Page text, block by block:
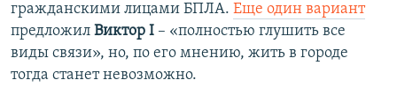
гражданскими лицами БПЛА. Еще один вариант
предложил Виктор I – «полностью глушить все
виды связи», но, по его мнению, жить в городе
тогда станет невозможно.